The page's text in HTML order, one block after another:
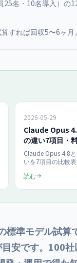
25名・10名導入）の
すれば回収5〜6ヶ月』
2026-05-29
Claude Opus
の違い7項目・
使い方を図解【
Claude Opus 4.8
いを7項目の比較
置き、新Fastモー
価格・使い方・
読む
標準モデル試
安です。100